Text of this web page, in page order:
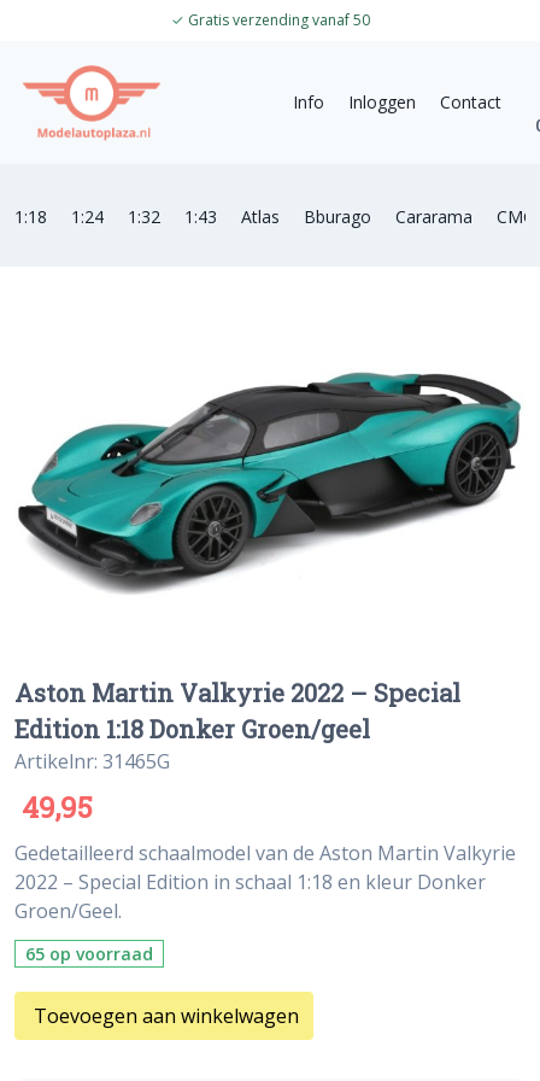
✓ Gratis verzending vanaf 50
Info Inloggen
Contact
1:18 1:24 1:32 1:43 Atlas Bburago Cararama CMC
Aston Martin Valkyrie 2022 – Special
Edition 1:18 Donker Groen/geel
Artikelnr: 31465G
49,95
Gedetailleerd schaalmodel van de Aston Martin Valkyrie
2022 – Special Edition in schaal 1:18 en kleur Donker
Groen/Geel.
65 op voorraad
Toevoegen aan winkelwagen